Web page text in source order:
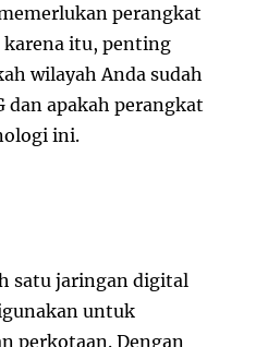
perangkat
karena itu, penting
wilayah Anda sudah
dan apakah perangkat
ini.
satu jaringan digital
untuk
perkotaan. Dengan